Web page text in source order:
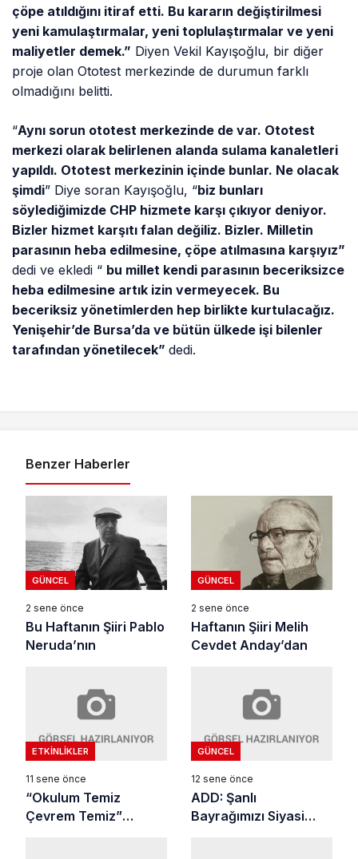
çöpe atıldığını itiraf etti. Bu kararın değiştirilmesi
yeni kamulaştırmalar, yeni toplulaştırmalar ve yeni
maliyetler demek.” Diyen Vekil Kayışoğlu, bir diğer
proje olan Ototest merkezinde de durumun farklı
olmadığını belitti.
“Aynı sorun ototest merkezinde de var. Ototest
merkezi olarak belirlenen alanda sulama kanaletleri
yapıldı. Ototest merkezinin içinde bunlar. Ne olacak
şimdi” Diye soran Kayışoğlu, “biz bunları
söylediğimizde CHP hizmete karşı çıkıyor deniyor.
Bizler hizmet karşıtı falan değiliz. Bizler. Milletin
parasının heba edilmesine, çöpe atılmasına karşıyız”
dedi ve ekledi “ bu millet kendi parasının beceriksizce
heba edilmesine artık izin vermeyecek. Bu
beceriksiz yönetimlerden hep birlikte kurtulacağız.
Yenişehir’de Bursa’da ve bütün ülkede işi bilenler
tarafından yönetilecek”dedi.
Benzer Haberler
GÜNCEL
2 sene önce
Bu Haftanın Şiiri Pablo
Neruda’nın
GÜNCEL
2 sene önce
Haftanın Şiiri Melih
Cevdet Anday’dan
ETKINLIKLER
11 sene önce
“Okulum Temiz
Çevrem Temiz”
GÜNCEL
12 sene önce
ADD: Şanlı
Bayrağımızı Siyasi